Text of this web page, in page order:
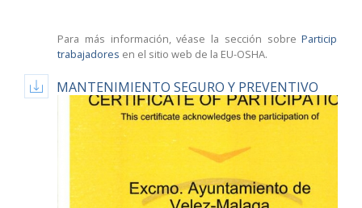
Para más información, véase la sección sobre
trabajadores en el sitio web de la EU-OSHA.
MANTENIMIENTO SEGURO Y PREVENTIVO